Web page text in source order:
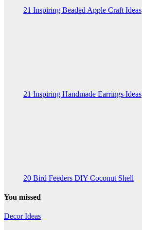
21 Inspiring Beaded Apple Craft Ideas
21 Inspiring Handmade Earrings Ideas
20 Bird Feeders DIY Coconut Shell
You missed
Decor Ideas